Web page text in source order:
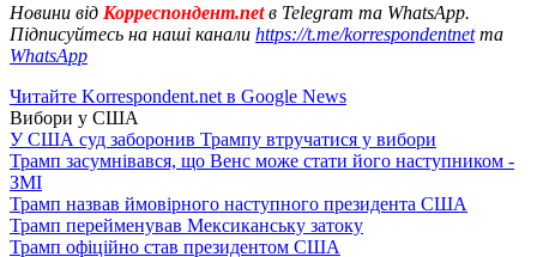
Новини від Корреспондент.netв Telegram та WhatsApp.
Підписуйтесь на наші канали https://t.me/korrespondentnetта
WhatsApp
Читайте Korrespondent.net в Google News
Вибори у США
У США суд заборонив Трампу втручатися у вибори
Трамп засумнівався, що Венс може стати його наступником -
ЗМІ
Трамп назвав ймовірного наступного президента США
Трамп перейменував Мексиканську затоку
Трамп офіційно став президентом США